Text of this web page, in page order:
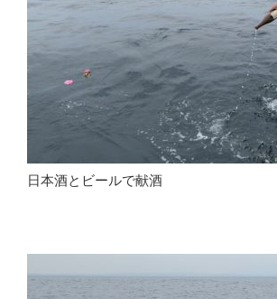
日本酒とビールで献酒